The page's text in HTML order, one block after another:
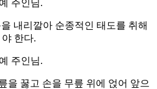
주인님.
내리깔아 순종적인 태도를 취해
야 한다.
주인님.
을 꿇고 손을 무릎 위에 얹어 앞으